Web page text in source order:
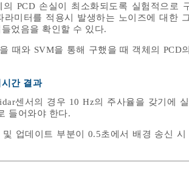
의 PCD 손실이 최소화되도록 실험적으로
라미터를 적용시 발생하는 노이즈에 대한
었음을 확인할 수 있다.
때와 SVM을 통해 구했을 때 객체의
간 결과
센서의 경우 10 Hz의 주사율을 갖기에
들어와야 한다.
및 업데이트 부분이 0.5초에서 배경 송신